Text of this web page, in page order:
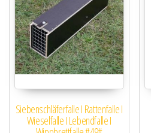
Siebenschläferfalle I Rattenfalle I
Wieselfalle I Lebendfalle I